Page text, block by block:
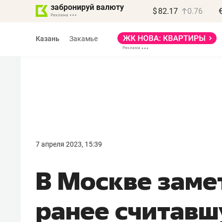
забронируй валюту $ 82.17 0.76
Казань Закамье
7 апреля 2023, 15:39
В Москве
ранее
правил, бизнес может
потерять минимум